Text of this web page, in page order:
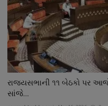
રાજયસભાની ૧૧ બેઠકો પર આજે
સાંજે...